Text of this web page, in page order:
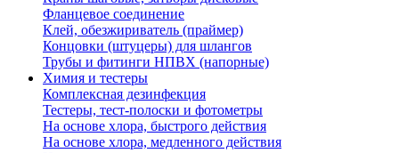
Фланцевое соединение
Клей, обезжириватель (праймер)
Концовки (штуцеры) для шлангов
Трубы и фитинги НПВХ (напорные)
Химия и тестеры
Комплексная дезинфекция
Тестеры, тест-полоски и фотометры
На основе хлора, быстрого действия
На основе хлора, медленного действия